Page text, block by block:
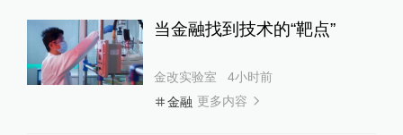
当金融找到技术的“靶点”
金改实验室
4小时前
金融 更多内容